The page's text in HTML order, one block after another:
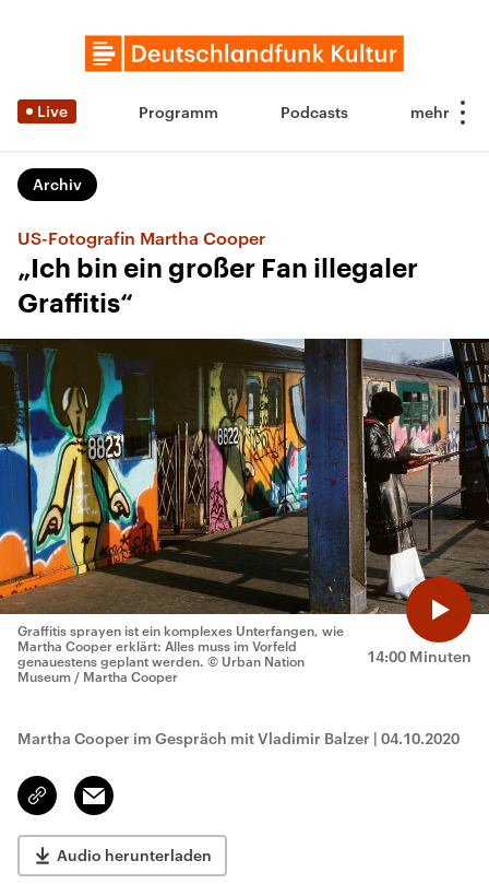
Live Programm Podcasts
Archiv
US-Fotografin Martha Cooper
„Ich bin ein großer Fan illegaler
Graffitis“
14:00 Minuten
Graffitis sprayen ist ein komplexes Unterfangen, wie
Martha Cooper erklärt: Alles muss im Vorfeld
genauestens geplant werden. © Urban Nation
Museum / Martha Cooper
Martha Cooper im Gespräch mit Vladimir Balzer | 04.10.2020
Link
kopieren/teilen
Email
Audio herunterladen